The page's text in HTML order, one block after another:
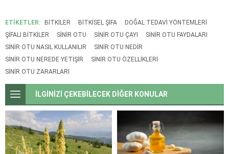
ETİKETLER: BITKILER BITKISEL ŞIFA
DOĞAL TEDAVI YÖNTEMLERI
ŞIFALI BITKILER
SINIR OTU SINIR OTU ÇAYI
SINIR OTU FAYDALARI
SINIR OTU NASIL KULLANILIR
SINIR OTU NEDIR
SINIR OTU NEREDE YETIŞIR
SINIR OTU ÖZELLIKLERI
SINIR OTU ZARARLARI
İLGİNİZİ ÇEKEBİLECEK DİĞER KONULAR